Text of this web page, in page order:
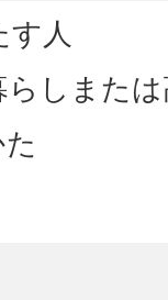
す人
しまた